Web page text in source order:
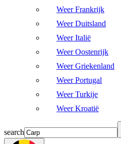
Weer Frankrijk
Weer Duitsland
Weer Italië
Weer Oostenrijk
Weer Griekenland
Weer Portugal
Weer Turkije
Weer Kroatië
search